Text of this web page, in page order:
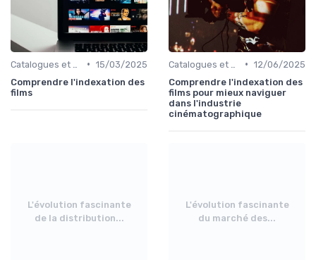
• 15/03/2025
Comprendre l'indexation des
films
• 12/06/2025
Comprendre l'indexation des
films pour mieux naviguer
dans l'industrie
cinématographique
L'évolution fascinante
de la distribution...
L'évolution fascinante
du marché des...